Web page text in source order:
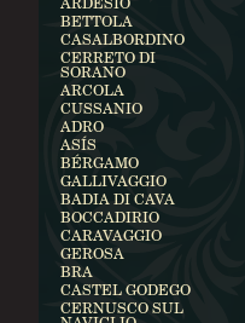
BETTOLA
CASALBORDINO
CERRETO DI
SORANO
ARCOLA
CUSSANIO
ADRO
ASÍS
BÉRGAMO
GALLIVAGGIO
BADIA DI CAVA
BOCCADIRIO
CARAVAGGIO
GEROSA
BRA
CASTEL GODEGO
CERNUSCO SUL